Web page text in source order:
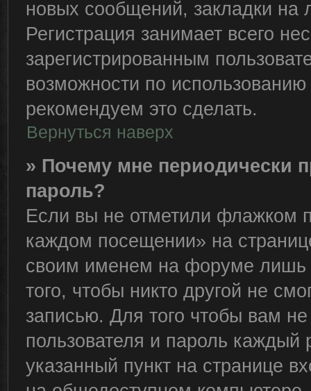
новых сообщений, закладки
Регистрация занимает всего
зарегистрированным
возможности по
рекомендуем это сделать.
Вернуться наверх
» Почему мне периодически
пароль?
Если вы не отметили флажком
каждом посещении» на
своим именем на форуме лишь
того, чтобы никто другой не
записью. Для того чтобы вам
пользователя и пароль
указанный пункт на странице